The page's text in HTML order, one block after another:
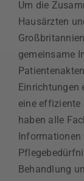
Um die
Hausärzten
gemeinsame
Einrichtungen
eine effiziente
haben alle
Informationen
Behandlung